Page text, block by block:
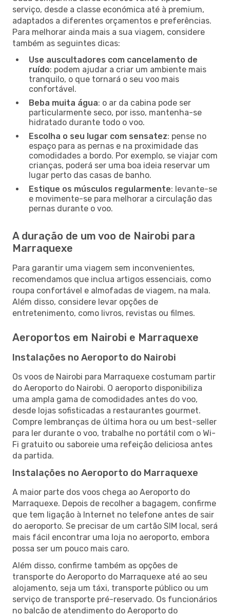
serviço, desde a classe económica até à premium,
adaptados a diferentes orçamentos e preferências.
Para melhorar ainda mais a sua viagem, considere
também as seguintes dicas:
Use auscultadores com cancelamento de
ruído: podem ajudar a criar um ambiente mais
tranquilo, o que tornará o seu voo mais
confortável.
Beba muita água: o ar da cabina pode ser
particularmente seco, por isso, mantenha-se
hidratado durante todo o voo.
Escolha o seu lugar com sensatez: pense no
espaço para as pernas e na proximidade das
comodidades a bordo. Por exemplo, se viajar com
crianças, poderá ser uma boa ideia reservar um
lugar perto das casas de banho.
Estique os músculos regularmente: levante-se
e movimente-se para melhorar a circulação das
pernas durante o voo.
A duração de um voo de Nairobi para
Marraquexe
Para garantir uma viagem sem inconvenientes,
recomendamos que inclua artigos essenciais, como
roupa confortável e almofadas de viagem, na mala.
Além disso, considere levar opções de
entretenimento, como livros, revistas ou filmes.
Aeroportos em Nairobi e Marraquexe
Instalações no Aeroporto do Nairobi
Os voos de Nairobi para Marraquexe costumam partir
do Aeroporto do Nairobi. O aeroporto disponibiliza
uma ampla gama de comodidades antes do voo,
desde lojas sofisticadas a restaurantes gourmet.
Compre lembranças de última hora ou um best-seller
para ler durante o voo, trabalhe no portátil com o Wi-
Fi gratuito ou saboreie uma refeição deliciosa antes
da partida.
Instalações no Aeroporto do Marraquexe
A maior parte dos voos chega ao Aeroporto do
Marraquexe. Depois de recolher a bagagem, confirme
que tem ligação à Internet no telefone antes de sair
do aeroporto. Se precisar de um cartão SIM local, será
mais fácil encontrar uma loja no aeroporto, embora
possa ser um pouco mais caro.
Além disso, confirme também as opções de
transporte do Aeroporto do Marraquexe até ao seu
alojamento, seja um táxi, transporte público ou um
serviço de transporte pré-reservado. Os funcionários
no balcão de atendimento do Aeroporto do